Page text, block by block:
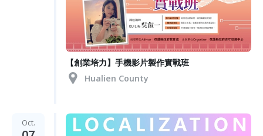
【創業培力】手機影片製作實戰班
Hualien County
Oct.